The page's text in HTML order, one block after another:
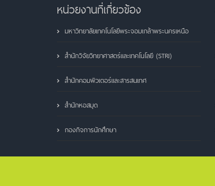
หน่วยงานที่เกี่ยวข้อง
มหาวิทยาลัยเทคโนโลยีพระจอมเกล้าพระนครเหนือ
สำนักวิจัยวิทยาศาสตร์และเทคโนโลยี (STRI)
สำนักคอมพิวเตอร์และสารสนเทศ
สำนักหอสมุด
กองกิจการนักศึกษา